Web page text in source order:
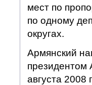
мест по
по одному
округах.
Армянский
президентом
августа 2008